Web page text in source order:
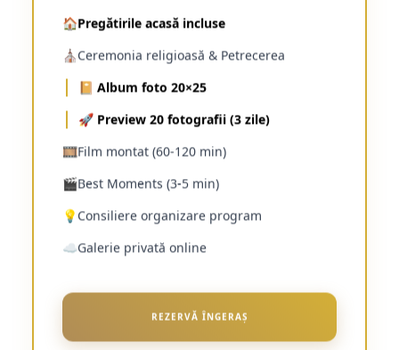
🏠Pregătirile acasă incluse
⛪Ceremonia religioasă & Petrecerea
📔 Album foto 20×25
🚀 Preview 20 fotografii (3 zile)
🎞️Film montat (60-120 min)
🎬Best Moments (3-5 min)
💡 Consiliere organizare program
☁️Galerie privată online
REZERVĂ ÎNGERAȘ